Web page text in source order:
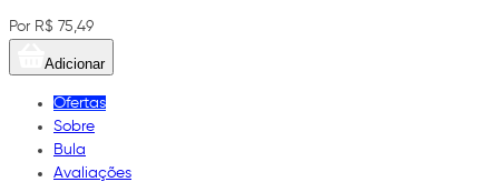
Por R$ 75,49
Adicionar
Ofertas
Sobre
Bula
Avaliações